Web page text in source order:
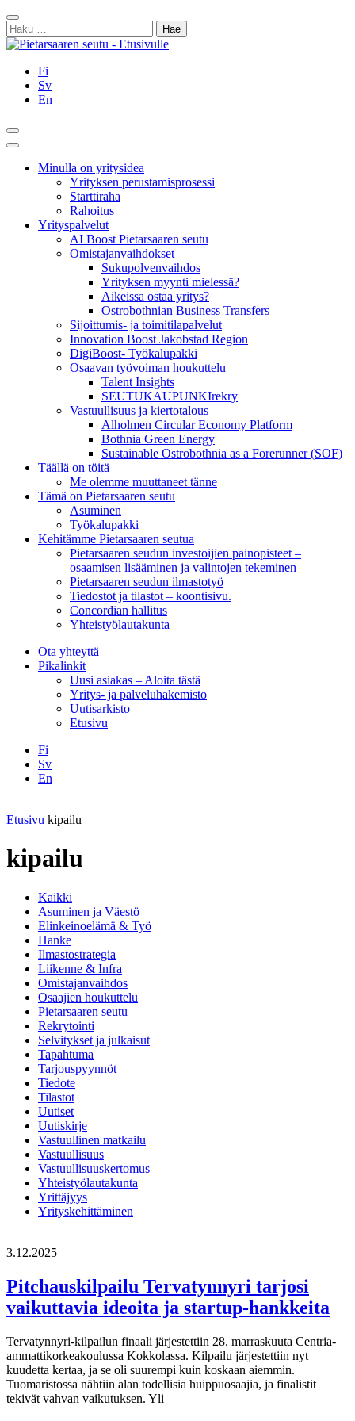
Siirry
sisältöön
Sulje
Haku:
Fi
Sv
En
Hae
Päävalikko
Minulla on yritysidea
Yrityksen perustamisprosessi
Starttiraha
Rahoitus
Yrityspalvelut
AI Boost Pietarsaaren seutu
Omistajanvaihdokset
Sukupolvenvaihdos
Yrityksen myynti mielessä?
Aikeissa ostaa yritys?
Ostrobothnian Business Transfers
Sijoittumis- ja toimitilapalvelut
Innovation Boost Jakobstad Region
DigiBoost- Työkalupakki
Osaavan työvoiman houkuttelu
Talent Insights
SEUTUKAUPUNKIrekry
Vastuullisuus ja kiertotalous
Alholmen Circular Economy Platform
Bothnia Green Energy
Sustainable Ostrobothnia as a Forerunner (SOF)
Täällä on töitä
Me olemme muuttaneet tänne
Tämä on Pietarsaaren seutu
Asuminen
Työkalupakki
Kehitämme Pietarsaaren seutua
Pietarsaaren seudun investoijien painopisteet –
osaamisen lisääminen ja valintojen tekeminen
Pietarsaaren seudun ilmastotyö
Tiedostot ja tilastot – koontisivu.
Concordian hallitus
Yhteistyölautakunta
Ota yhteyttä
Pikalinkit
Uusi asiakas – Aloita tästä
Yritys- ja palveluhakemisto
Uutisarkisto
Etusivu
Fi
Sv
En
Etusivu kipailu
kipailu
Kaikki
Asuminen ja Väestö
Elinkeinoelämä & Työ
Hanke
Ilmastostrategia
Liikenne & Infra
Omistajanvaihdos
Osaajien houkuttelu
Pietarsaaren seutu
Rekrytointi
Selvitykset ja julkaisut
Tapahtuma
Tarjouspyynnöt
Tiedote
Tilastot
Uutiset
Uutiskirje
Vastuullinen matkailu
Vastuullisuus
Vastuullisuuskertomus
Yhteistyölautakunta
Yrittäjyys
Yrityskehittäminen
3.12.2025
Pitchauskilpailu Tervatynnyri tarjosi
vaikuttavia ideoita ja startup-hankkeita
Tervatynnyri-kilpailun finaali järjestettiin 28. marraskuuta Centria-
ammattikorkeakoulussa Kokkolassa. Kilpailu järjestettiin nyt
kuudetta kertaa, ja se oli suurempi kuin koskaan aiemmin.
Tuomaristossa nähtiin alan todellisia huippuosaajia, ja finalistit
tekivät vahvan vaikutuksen. Yli